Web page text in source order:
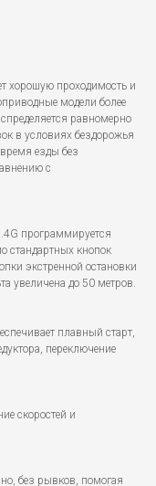
хорошую проходимость и
модели более
равномерно
в условиях бездорожья
езды без
с
программируется
стандартных кнопок
экстренной остановки
увеличена до 50 метров.
плавный старт,
переключение
скоростей и
без рывков, помогая